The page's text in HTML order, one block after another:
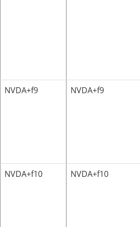
NVDA+f9 NVDA+f9
NVDA+f10 NVDA+f10